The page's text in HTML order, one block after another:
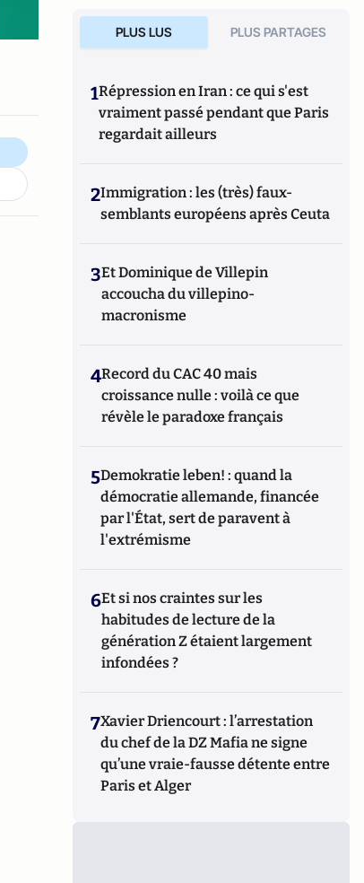
PLUS LUS PLUS PARTAGES
1Répression en Iran : ce qui s'est
vraiment passé pendant que Paris
regardait ailleurs
2Immigration : les (très) faux-
semblants européens après Ceuta
3Et Dominique de Villepin
accoucha du villepino-
macronisme
4Record du CAC 40 mais
croissance nulle : voilà ce que
révèle le paradoxe français
5Demokratie leben! : quand la
démocratie allemande, financée
par l'État, sert de paravent à
l'extrémisme
6Et si nos craintes sur les
habitudes de lecture de la
génération Z étaient largement
infondées ?
7Xavier Driencourt : l’arrestation
du chef de la DZ Mafia ne signe
qu’une vraie-fausse détente entre
Paris et Alger